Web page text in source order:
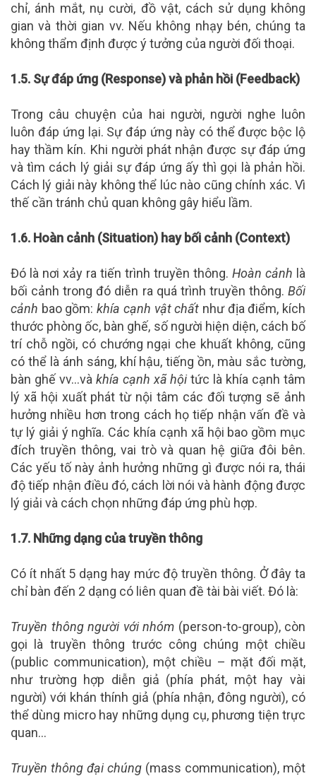
chỉ, ánh mắt, nụ cười, đồ vật, cách sử dụng không
gian và thời gian vv. Nếu không nhạy bén, chúng ta
không thẩm định được ý tưởng của người đối thoại.
1.5. Sự đáp ứng (Response) và phản hồi (Feedback)
Trong câu chuyện của hai người, người nghe luôn
luôn đáp ứng lại. Sự đáp ứng này có thể được bộc lộ
hay thầm kín. Khi người phát nhận được sự đáp ứng
và tìm cách lý giải sự đáp ứng ấy thì gọi là phản hồi.
Cách lý giải này không thể lúc nào cũng chính xác. Vì
thế cần tránh chủ quan không gây hiểu lầm.
1.6. Hoàn cảnh (Situation) hay bối cảnh (Context)
Đó là nơi xảy ra tiến trình truyền thông. Hoàn cảnh là
bối cảnh trong đó diễn ra quá trình truyền thông. Bối
cảnh bao gồm:khía cạnh vật chất như địa điểm, kích
thước phòng ốc, bàn ghế, số người hiện diện, cách bố
trí chỗ ngồi, có chướng ngại che khuất không, cũng
có thể là ánh sáng, khí hậu, tiếng ồn, màu sắc tường,
bàn ghế vv…và khía cạnh xã hộitức là khía cạnh tâm
lý xã hội xuất phát từ nội tâm các đối tượng sẽ ảnh
hưởng nhiều hơn trong cách họ tiếp nhận vấn đề và
tự lý giải ý nghĩa. Các khía cạnh xã hội bao gồm mục
đích truyền thông, vai trò và quan hệ giữa đôi bên.
Các yếu tố này ảnh hưởng những gì được nói ra, thái
độ tiếp nhận điều đó, cách lời nói và hành động được
lý giải và cách chọn những đáp ứng phù hợp.
1.7. Những dạng của truyền thông
Có ít nhất 5 dạng hay mức độ truyền thông. Ở đây ta
chỉ bàn đến 2 dạng có liên quan đề tài bài viết. Đó là:
Truyền thông người với nhóm (person-to-group), còn
gọi là truyền thông trước công chúng một chiều
(public communication), một chiều – mặt đối mặt,
như trường hợp diễn giả (phía phát, một hay vài
người) với khán thính giả (phía nhận, đông người), có
thể dùng micro hay những dụng cụ, phương tiện trực
quan…
Truyền thông đại chúng (mass communication), một